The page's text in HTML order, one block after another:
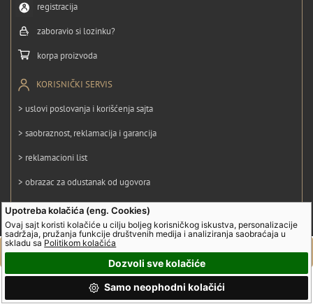
Upotreba kolačića (eng. Cookies)
Ovaj sajt koristi kolačiće u cilju boljeg korisničkog iskustva, personalizacije
sadržaja, pružanja funkcije društvenih medija i analiziranja saobraćaja u
skladu sa Politikom kolačića
Dozvoli sve kolačiće
Samo neophodni kolačići
registracija
zaboravio si lozinku?
korpa proizvoda
KORISNIČKI SERVIS
> uslovi poslovanja i korišćenja sajta
> saobraznost, reklamacija i garancija
> reklamacioni list
> obrazac za odustanak od ugovora
> politika privatnosti
> politika kolačića
© UltraGroup. Sva prava su zadržana.